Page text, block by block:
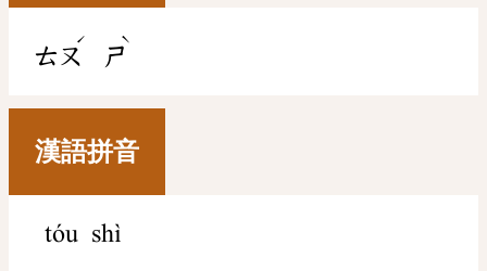
ㄊㄡ
ˊ
ㄕ
ˋ
漢語拼音
tóu shì